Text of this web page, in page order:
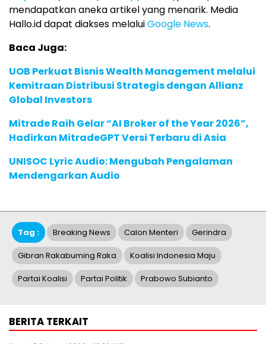
mendapatkan aneka artikel yang menarik. Media
Hallo.id dapat diakses melaluiGoogle News.
Baca Juga:
UOB Perkuat Bisnis Wealth Management melalui
Kemitraan Distribusi Strategis dengan Allianz
Global Investors
Mitrade Raih Gelar “AI Broker of the Year 2026”,
Hadirkan MitradeGPT Versi Terbaru di Asia
UNISOC Lyric Audio: Mengubah Pengalaman
Mendengarkan Audio
Tag : Breaking News Calon Menteri Gerindra
Gibran Rakabuming Raka Koalisi Indonesia Maju
Partai Koalisi Partai Politik Prabowo Subianto
BERITA TERKAIT